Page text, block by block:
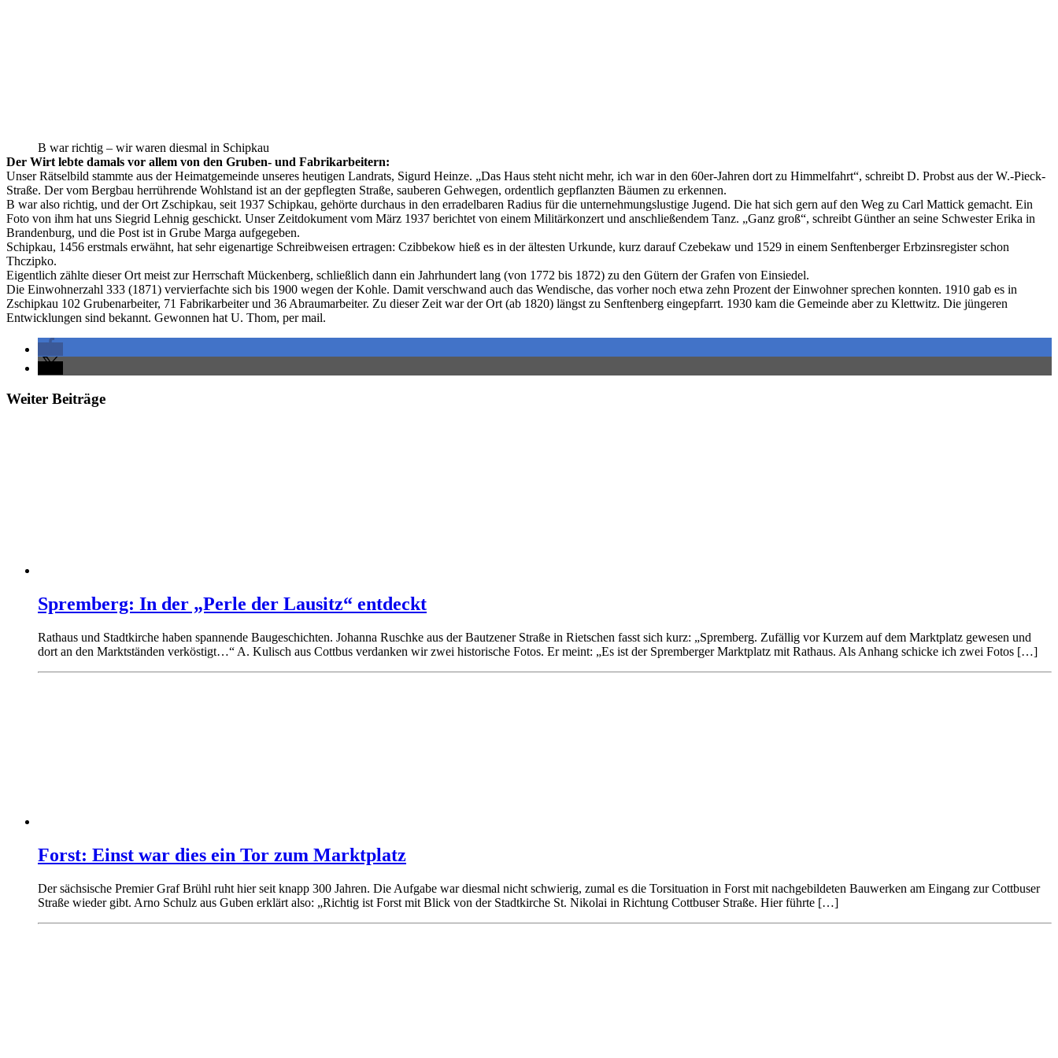
B war richtig – wir waren diesmal in Schipkau
Der Wirt lebte damals vor allem von den Gruben- und Fabrikarbeitern:
Unser Rätselbild stammte aus der Heimatgemeinde unseres heutigen Landrats, Sigurd Heinze. „Das Haus steht nicht mehr, ich war in den 60er-Jahren dort zu Himmelfahrt“, schreibt D. Probst aus der W.-Pieck-
Straße. Der vom Bergbau herrührende Wohlstand ist an der gepflegten Straße, sauberen Gehwegen, ordentlich gepflanzten Bäumen zu erkennen.
B war also richtig, und der Ort Zschipkau, seit 1937 Schipkau, gehörte durchaus in den erradelbaren Radius für die unternehmungslustige Jugend. Die hat sich gern auf den Weg zu Carl Mattick gemacht. Ein
Foto von ihm hat uns Siegrid Lehnig geschickt. Unser Zeitdokument vom März 1937 berichtet von einem Militärkonzert und anschließendem Tanz. „Ganz groß“, schreibt Günther an seine Schwester Erika in
Brandenburg, und die Post ist in Grube Marga aufgegeben.
Schipkau, 1456 erstmals erwähnt, hat sehr eigenartige Schreibweisen ertragen: Czibbekow hieß es in der ältesten Urkunde, kurz darauf Czebekaw und 1529 in einem Senftenberger Erbzinsregister schon
Thczipko.
Eigentlich zählte dieser Ort meist zur Herrschaft Mückenberg, schließlich dann ein Jahrhundert lang (von 1772 bis 1872) zu den Gütern der Grafen von Einsiedel.
Die Einwohnerzahl 333 (1871) vervierfachte sich bis 1900 wegen der Kohle. Damit verschwand auch das Wendische, das vorher noch etwa zehn Prozent der Einwohner sprechen konnten. 1910 gab es in
Zschipkau 102 Grubenarbeiter, 71 Fabrikarbeiter und 36 Abraumarbeiter. Zu dieser Zeit war der Ort (ab 1820) längst zu Senftenberg eingepfarrt. 1930 kam die Gemeinde aber zu Klettwitz. Die jüngeren
Entwicklungen sind bekannt. Gewonnen hat U. Thom, per mail.
Weiter Beiträge
Spremberg: In der „Perle der Lausitz“ entdeckt
Rathaus und Stadtkirche haben spannende Baugeschichten. Johanna Ruschke aus der Bautzener Straße in Rietschen fasst sich kurz: „Spremberg. Zufällig vor Kurzem auf dem Marktplatz gewesen und
dort an den Marktständen verköstigt…“ A. Kulisch aus Cottbus verdanken wir zwei historische Fotos. Er meint: „Es ist der Spremberger Marktplatz mit Rathaus. Als Anhang schicke ich zwei Fotos […]
Forst: Einst war dies ein Tor zum Marktplatz
Der sächsische Premier Graf Brühl ruht hier seit knapp 300 Jahren. Die Aufgabe war diesmal nicht schwierig, zumal es die Torsituation in Forst mit nachgebildeten Bauwerken am Eingang zur Cottbuser
Straße wieder gibt. Arno Schulz aus Guben erklärt also: „Richtig ist Forst mit Blick von der Stadtkirche St. Nikolai in Richtung Cottbuser Straße. Hier führte […]